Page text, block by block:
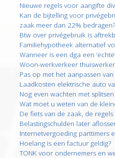
Nieuwe regels voor aangifte
Kan de bijtelling voor
zaak meer dan 22% bedragen?
Btw over privégebruik is
Familiehypotheek alternatief
Wanneer is een dga een
Woon-werkverkeer
Pas op met het aanpassen
Laadkosten elektrische auto
Nog even wachten met
Wat moet u weten van de
De fiets van de zaak, de
Belastingschulden later
Internetvergoeding parttimers
Hoelang is een factuur geldig?
TONK voor ondernemers en